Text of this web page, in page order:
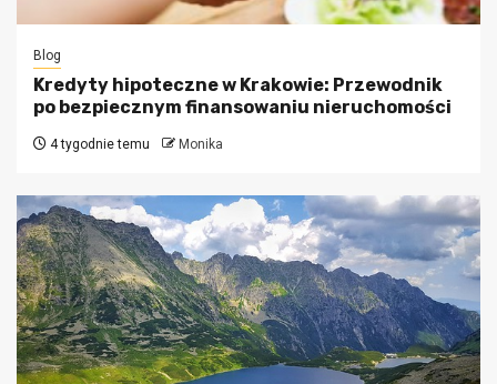
Blog
Kredyty hipoteczne w Krakowie: Przewodnik
po bezpiecznym finansowaniu nieruchomości
4 tygodnie temu Monika